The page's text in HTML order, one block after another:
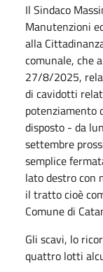
Il Sindaco
Manutenzioni
alla
comunale, che
27/8/2025,
di cavidotti
potenziamento
disposto - da
settembre
semplice
lato destro con
il tratto cioè
Comune di
Gli scavi, lo
quattro lotti